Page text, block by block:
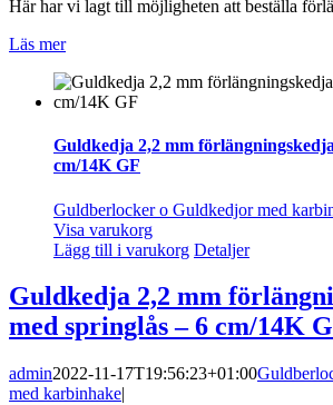
Här har vi lagt till möjligheten att beställa
Läs mer
Guldkedja 2,2 mm
cm/14K GF
Guldberlocker o Guldkedjor med
Visa varukorg
Lägg till i varukorg Detaljer
Guldkedja 2,2 mm
med springlås – 6 cm/14K
admin2022-11-17T19:56:23+01:00
med karbinhake|